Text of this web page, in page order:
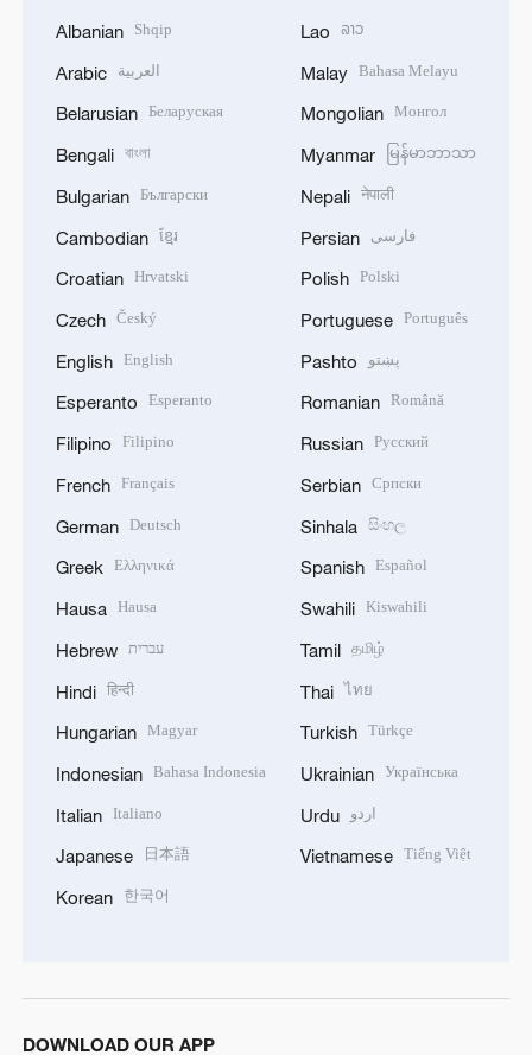
Albanian Shqip
Arabic العربية
Belarusian Беларуская
Bengali বাংলা
Bulgarian Български
Cambodian ខ្មែរ
Croatian Hrvatski
Czech Český
English English
Esperanto Esperanto
Filipino Filipino
French Français
German Deutsch
Greek Ελληνικά
Hausa Hausa
Hebrew עברית
Hindi हिन्दी
Hungarian Magyar
Indonesian Bahasa Indonesia
Italian Italiano
Japanese 日本語
Korean 한국어
Lao ລາວ
Malay Bahasa Melayu
Mongolian Монгол
Myanmar မြန်မာဘာသာ
Nepali नेपाली
Persian فارسی
Polish Polski
Portuguese Português
Pashto پښتو
Romanian Română
Russian Русский
Serbian Српски
Sinhala සිංහල
Spanish Español
Swahili Kiswahili
Tamil தமிழ்
Thai ไทย
Turkish Türkçe
Ukrainian Українська
Urdu اردو
Vietnamese Tiếng Việt
DOWNLOAD OUR APP